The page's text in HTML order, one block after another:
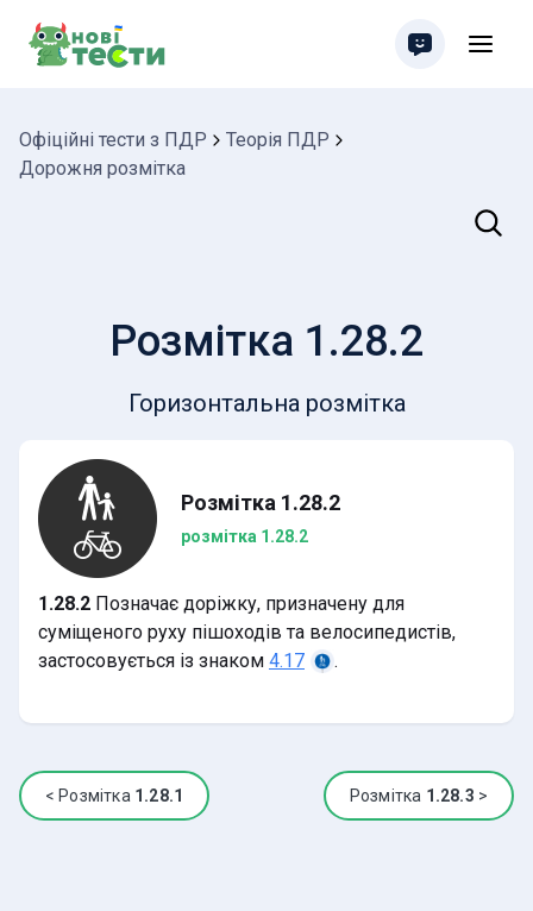
Офіційні тести з ПДР
Теорія ПДР
Дорожня розмітка
Пошук
Розмітка 1.28.2
Горизонтальна розмітка
Розмітка 1.28.2
розмітка 1.28.2
1.28.2 Позначає доріжку, призначену для
суміщеного руху пішоходів та велосипедистів,
застосовується із знаком 4.17 .
< Розмітка 1.28.1 Розмітка 1.28.3 >